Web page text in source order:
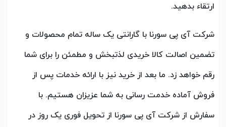
ارتقاء بدهید.
شرکت آی پی سورنا با گارانتی یک ساله تمام محصولات و
تضمین اصالت کالا خریدی لذتبخش و مطمئن را برای شما
رقم خواهد زد. ما بعد از خرید نیز با ارائه خدمات پس از
فروش آماده خدمت رسانی به شما عزیزان هستیم. با
سفارش از شرکت آی پی سورنا از تحویل فوری یک روز در